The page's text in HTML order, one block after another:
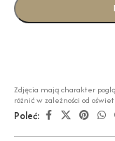
Zdjęcia mają charakter
różnić w zależności od
Poleć: